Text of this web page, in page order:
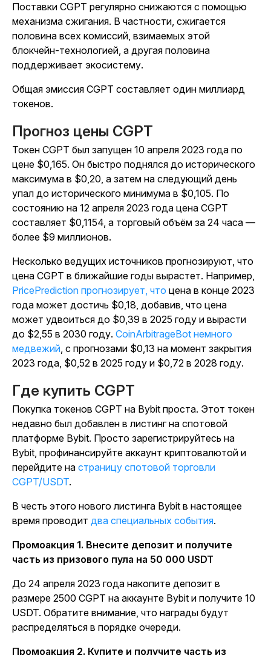
Поставки CGPT регулярно снижаются с помощью
механизма сжигания. В частности, сжигается
половина всех комиссий, взимаемых этой
блокчейн-технологией, а другая половина
поддерживает экосистему.
Общая эмиссия CGPT составляет один миллиард
токенов.
Прогноз цены CGPT
Токен CGPT был запущен 10 апреля 2023 года по
цене $0,165. Он быстро поднялся до исторического
максимума в $0,20, а затем на следующий день
упал до исторического минимума в $0,105. По
состоянию на 12 апреля 2023 года цена CGPT
составляет $0,1154, а торговый объём за 24 часа —
более $9 миллионов.
Несколько ведущих источников прогнозируют, что
цена CGPT в ближайшие годы вырастет. Например,
PricePrediction прогнозирует, что цена в конце 2023
года может достичь $0,18, добавив, что цена
может удвоиться до $0,39 в 2025 году и вырасти
до $2,55 в 2030 году. CoinArbitrageBot немного
медвежий, с прогнозами $0,13 на момент закрытия
2023 года, $0,52 в 2025 году и $0,72 в 2028 году.
Где купить CGPT
Покупка токенов CGPT на Bybit проста. Этот токен
недавно был добавлен в листинг на спотовой
платформе Bybit. Просто зарегистрируйтесь на
Bybit, профинансируйте аккаунт криптовалютой и
перейдите на страницу спотовой торговли
CGPT/USDT.
В честь этого нового листинга Bybit в настоящее
время проводит два специальных события.
Промоакция 1. Внесите депозит и получите
часть из призового пула на 50 000 USDT
До 24 апреля 2023 года накопите депозит в
размере 2500 CGPT на аккаунте Bybit и получите 10
USDT. Обратите внимание, что награды будут
распределяться в порядке очереди.
Промоакция 2. Купите и получите часть из